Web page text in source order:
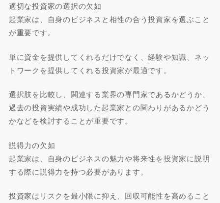
適切な投資家の選択の欠如
起業家は、自身のビジネスと相性の合う投資家を選ぶこと
が重要です。
単に資金を提供してくれるだけでなく、経験や知識、ネッ
トワークを提供してくれる投資家が最適です。
選択肢を比較し、関連する業界の専門家であるかどうか、
過去の投資実績や成功した起業家との関わりがあるかどう
かなどを検討することが重要です。
説得力の欠如
起業家は、自身のビジネスの魅力や将来性を投資家に説明
する際に説得力を持つ必要があります。
投資家はリスクを最小限に抑え、回収可能性を高めること